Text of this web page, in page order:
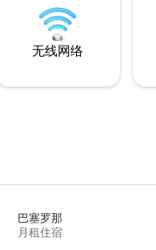
无线网络
巴塞罗那
月租住宿